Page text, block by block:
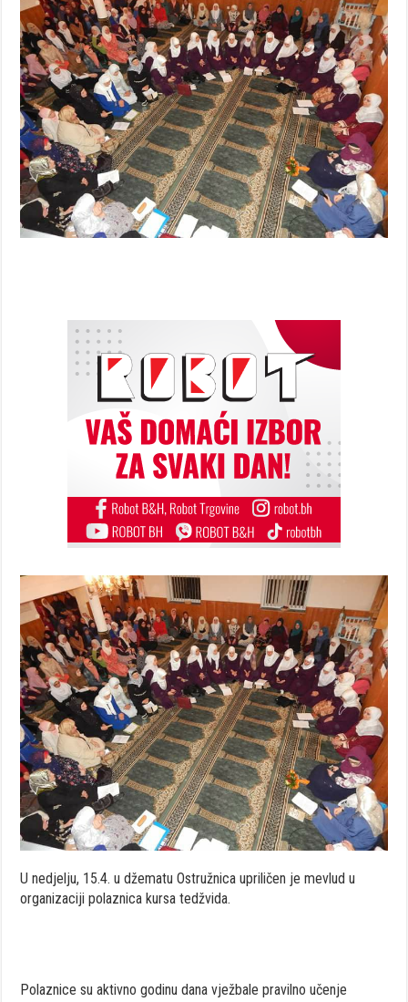
U nedjelju, 15.4. u džematu Ostružnica upriličen je mevlud u
organizaciji polaznica kursa tedžvida.
Polaznice su aktivno godinu dana vježbale pravilno učenje